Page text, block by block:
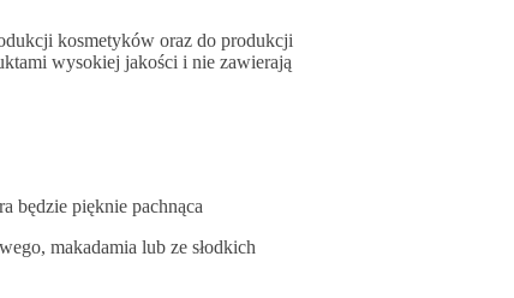
kosmetyków oraz do produkcji
wysokiej jakości i nie zawierają
będzie pięknie pachnąca
makadamia lub ze słodkich